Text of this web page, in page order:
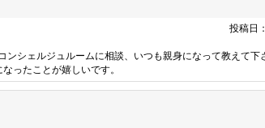
投稿日
シェルジュルームに相談、いつも親身になって教えて下
ったことが嬉しいです。